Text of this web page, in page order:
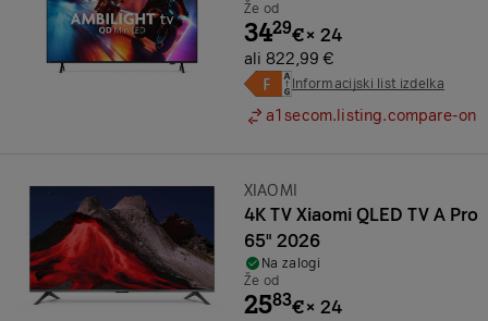
Že od
3429€× 24
ali 822,99 €
Informacijski list izdelka
a1secom.listing.compare-on
Znamka:
XIAOMI
4K TV Xiaomi QLED TV A Pro
65" 2026
Na zalogi
Že od
2583€× 24